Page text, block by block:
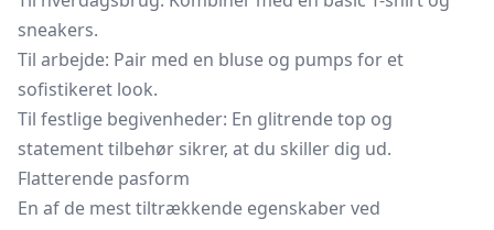
sneakers.
Til arbejde: Pair med en bluse og pumps for et
sofistikeret look.
Til festlige begivenheder: En glitrende top og
statement tilbehør sikrer, at du skiller dig ud.
Flatterende pasform
En af de mest tiltrækkende egenskaber ved